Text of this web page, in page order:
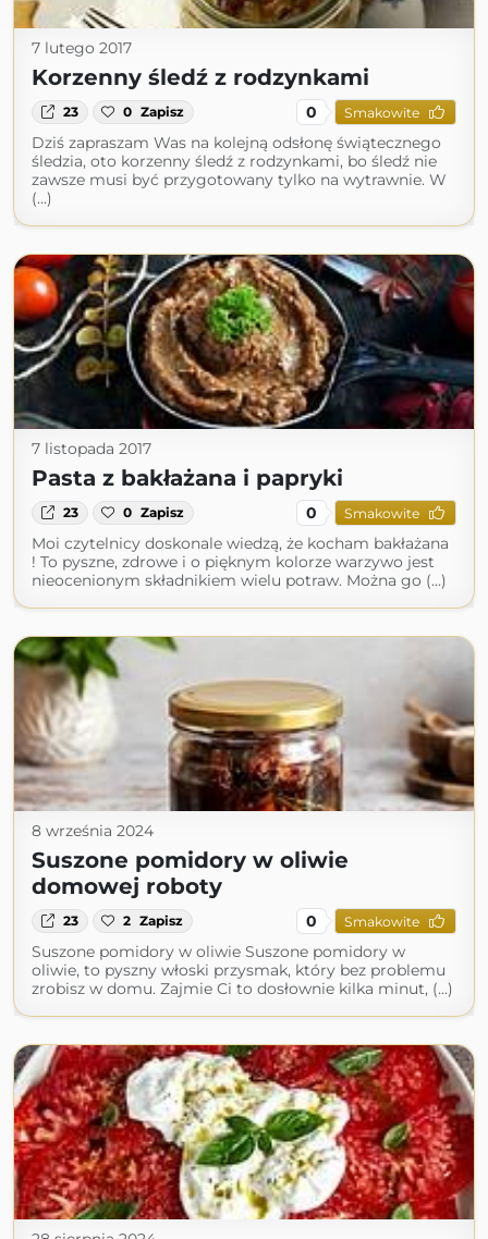
7 lutego 2017
Korzenny śledź z rodzynkami
23 0 Zapisz 0 Smakowite
Dziś zapraszam Was na kolejną odsłonę świątecznego
śledzia, oto korzenny śledź z rodzynkami, bo śledź nie
zawsze musi być przygotowany tylko na wytrawnie. W
(...)
7 listopada 2017
Pasta z bakłażana i papryki
23 0 Zapisz 0 Smakowite
Moi czytelnicy doskonale wiedzą, że kocham bakłażana
! To pyszne, zdrowe i o pięknym kolorze warzywo jest
nieocenionym składnikiem wielu potraw. Można go (...)
8 września 2024
Suszone pomidory w oliwie
domowej roboty
23 2 Zapisz 0 Smakowite
Suszone pomidory w oliwie Suszone pomidory w
oliwie, to pyszny włoski przysmak, który bez problemu
zrobisz w domu. Zajmie Ci to dosłownie kilka minut, (...)